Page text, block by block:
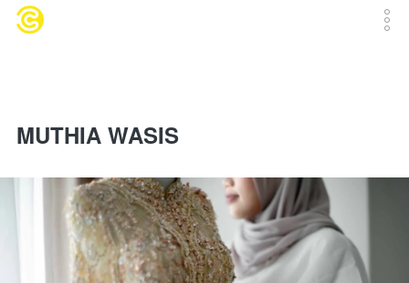
MUTHIA WASIS